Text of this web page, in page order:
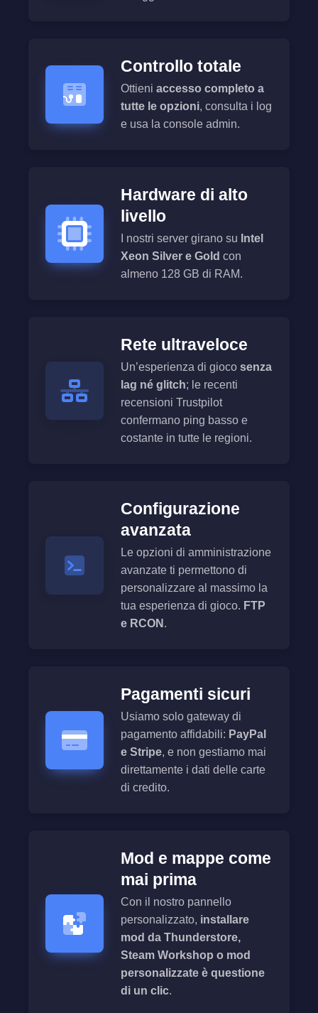
Controllo totale
Ottieni accesso completo a
tutte le opzioni, consulta i log
e usa la console admin.
Hardware di alto
livello
I nostri server girano su Intel
Xeon Silver e Gold con
almeno 128 GB di RAM.
Rete ultraveloce
Un’esperienza di gioco senza
lag né glitch; le recenti
recensioni Trustpilot
confermano ping basso e
costante in tutte le regioni.
Configurazione
avanzata
Le opzioni di amministrazione
avanzate ti permettono di
personalizzare al massimo la
tua esperienza di gioco. FTP
e RCON .
Pagamenti sicuri
Usiamo solo gateway di
pagamento affidabili: PayPal
e Stripe, e non gestiamo mai
direttamente i dati delle carte
di credito.
Mod e mappe come
mai prima
Con il nostro pannello
personalizzato, installare
mod da Thunderstore,
Steam Workshop o mod
personalizzate è questione
di un clic.